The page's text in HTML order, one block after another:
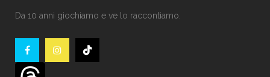
Da 10 anni giochiamo e ve lo raccontiamo.